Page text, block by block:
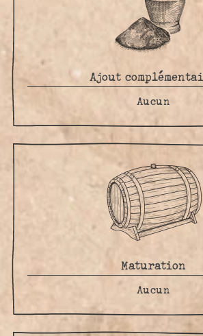
Ajout
Aucun
Maturation
Aucun